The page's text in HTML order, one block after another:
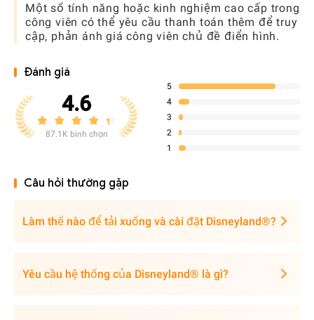
Một số tính năng hoặc kinh nghiệm cao cấp trong
công viên có thể yêu cầu thanh toán thêm để truy
cập, phản ánh giá công viên chủ đề điển hình.
Đánh giá
4.6
87.1K bình chọn
5
4
3
2
1
Câu hỏi thường gặp
Làm thế nào để tải xuống và cài đặt Disneyland®?
Yêu cầu hệ thống của Disneyland® là gì?